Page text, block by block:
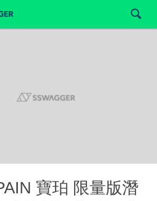
寶珀 限量版潛